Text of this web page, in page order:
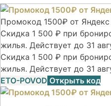
Промокод 1500₽ от
Скидка 1 500 ₽ при
жилья. Действует до 31
Скидка 1 500 ₽ при
жилья. Действует до 31
ETO-POVOD Открыть код